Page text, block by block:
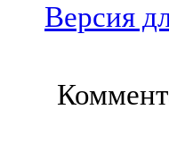
Версия